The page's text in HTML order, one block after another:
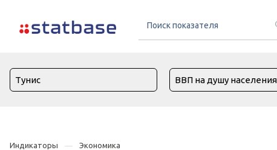
Индикаторы Экономика